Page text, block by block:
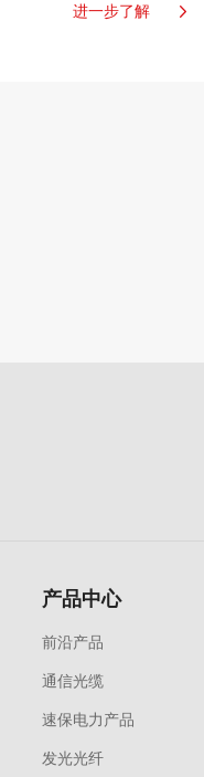
进一步了解
产品中心
前沿产品
通信光缆
速保电力产品
发光光纤